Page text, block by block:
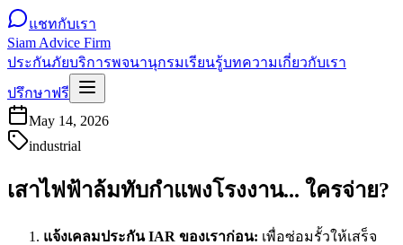
แชทกับเรา
Siam Advice Firm
ประกันภัยบริการพจนานุกรมเรียนรู้บทความเกี่ยวกับเรา
ปรึกษาฟรี
May 14, 2026
industrial
เสาไฟฟ้าล้มทับกำแพงโรงงาน... ใครจ่าย?
แจ้งเคลมประกัน IAR ของเราก่อน: เพื่อซ่อมรั้วให้เสร็จ